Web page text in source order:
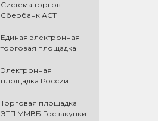
Система торгов
Сбербанк АСТ
Единая электронная
торговая площадка
Электронная
площадка России
Торговая площадка
ЭТП ММВБ Госзакупки